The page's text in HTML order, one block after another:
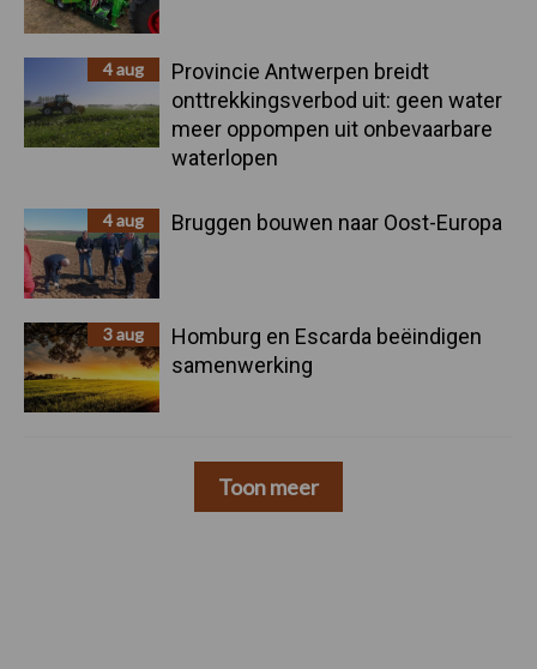
4 aug
Provincie Antwerpen breidt
onttrekkingsverbod uit: geen water
meer oppompen uit onbevaarbare
waterlopen
4 aug Bruggen bouwen naar Oost-Europa
3 aug
Homburg en Escarda beëindigen
samenwerking
Toon meer